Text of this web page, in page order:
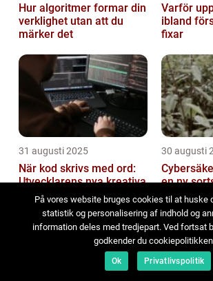
Hur algoritmer formar din
verklighet utan att du
märker det
Varför
ibland
fixar
31 augusti 2025
När kod skrivs med ord:
Utvecklarens nya kreativa
30 augusti
en ny
På vores website bruges cookies til at huske
statistik og personalisering af indhold og
information deles med tredjepart. Ved fortsat
godkender du
Ok Privatlivspolitik